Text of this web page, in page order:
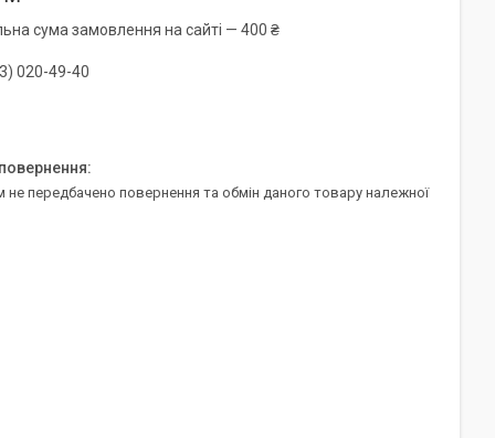
сума замовлення на сайті — 400 ₴
020-49-40